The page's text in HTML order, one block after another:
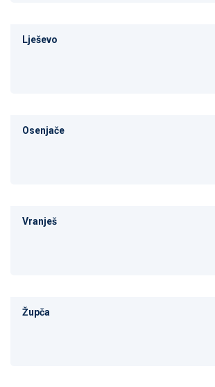
Lješevo
Osenjače
Vranješ
Župča